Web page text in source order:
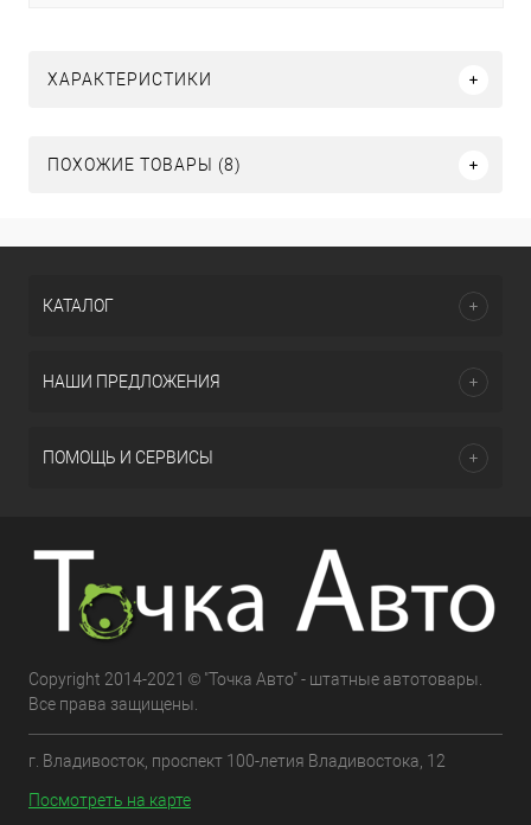
ХАРАКТЕРИСТИКИ
ПОХОЖИЕ ТОВАРЫ (8)
КАТАЛОГ
НАШИ ПРЕДЛОЖЕНИЯ
ПОМОЩЬ И СЕРВИСЫ
Copyright 2014-2021 © "Точка Авто" - штатные автотовары.
Все права защищены.
г. Владивосток, проспект 100-летия Владивостока, 12
Посмотреть на карте